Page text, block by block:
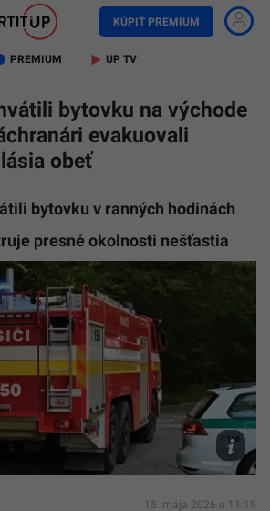
KÚPIŤ PREMIUM
PREMIUM UP TV
bytovku na východe
evakuovali
obeť
bytovku v ranných hodinách
presné okolnosti nešťastia
TASR/
Zachar
15. mája 2026 o 11:15